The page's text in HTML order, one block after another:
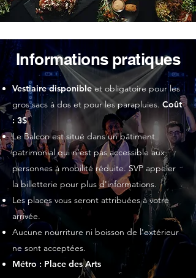
Informations pratiques
Vestiaire disponibleet obligatoire pour les
gros sacs à dos et pour les parapluies. Coût
: 3$
Le Balcon est situé dans un bâtiment
patrimonial qui n'est pas accessible aux
personnes à mobilité réduite. SVP appeler
la billetterie pour plus d'informations.
Les places vous seront attribuées à votre
arrivée.
Aucune nourriture ni boisson de l'extérieur
ne sont acceptées.
Métro : Place des Arts